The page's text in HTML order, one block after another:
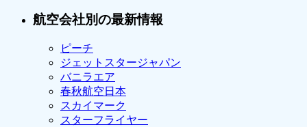
航空会社別の最新情報
ピーチ
ジェットスタージャパン
バニラエア
春秋航空日本
スカイマーク
スターフライヤー